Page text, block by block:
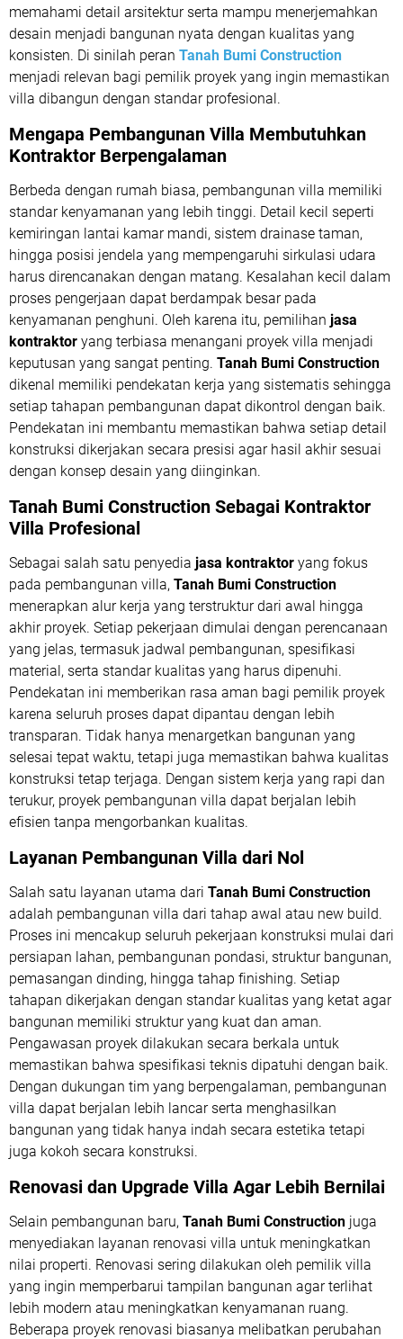
memahami detail arsitektur serta mampu menerjemahkan
desain menjadi bangunan nyata dengan kualitas yang
konsisten. Di sinilah peran Tanah Bumi Construction
menjadi relevan bagi pemilik proyek yang ingin memastikan
villa dibangun dengan standar profesional.
Mengapa Pembangunan Villa Membutuhkan
Kontraktor Berpengalaman
Berbeda dengan rumah biasa, pembangunan villa memiliki
standar kenyamanan yang lebih tinggi. Detail kecil seperti
kemiringan lantai kamar mandi, sistem drainase taman,
hingga posisi jendela yang mempengaruhi sirkulasi udara
harus direncanakan dengan matang. Kesalahan kecil dalam
proses pengerjaan dapat berdampak besar pada
kenyamanan penghuni. Oleh karena itu, pemilihan jasa
kontraktor yang terbiasa menangani proyek villa menjadi
keputusan yang sangat penting. Tanah Bumi Construction
dikenal memiliki pendekatan kerja yang sistematis sehingga
setiap tahapan pembangunan dapat dikontrol dengan baik.
Pendekatan ini membantu memastikan bahwa setiap detail
konstruksi dikerjakan secara presisi agar hasil akhir sesuai
dengan konsep desain yang diinginkan.
Tanah Bumi Construction Sebagai Kontraktor
Villa Profesional
Sebagai salah satu penyedia jasa kontraktor yang fokus
pada pembangunan villa, Tanah Bumi Construction
menerapkan alur kerja yang terstruktur dari awal hingga
akhir proyek. Setiap pekerjaan dimulai dengan perencanaan
yang jelas, termasuk jadwal pembangunan, spesifikasi
material, serta standar kualitas yang harus dipenuhi.
Pendekatan ini memberikan rasa aman bagi pemilik proyek
karena seluruh proses dapat dipantau dengan lebih
transparan. Tidak hanya menargetkan bangunan yang
selesai tepat waktu, tetapi juga memastikan bahwa kualitas
konstruksi tetap terjaga. Dengan sistem kerja yang rapi dan
terukur, proyek pembangunan villa dapat berjalan lebih
efisien tanpa mengorbankan kualitas.
Layanan Pembangunan Villa dari Nol
Salah satu layanan utama dari Tanah Bumi Construction
adalah pembangunan villa dari tahap awal atau new build.
Proses ini mencakup seluruh pekerjaan konstruksi mulai dari
persiapan lahan, pembangunan pondasi, struktur bangunan,
pemasangan dinding, hingga tahap finishing. Setiap
tahapan dikerjakan dengan standar kualitas yang ketat agar
bangunan memiliki struktur yang kuat dan aman.
Pengawasan proyek dilakukan secara berkala untuk
memastikan bahwa spesifikasi teknis dipatuhi dengan baik.
Dengan dukungan tim yang berpengalaman, pembangunan
villa dapat berjalan lebih lancar serta menghasilkan
bangunan yang tidak hanya indah secara estetika tetapi
juga kokoh secara konstruksi.
Renovasi dan Upgrade Villa Agar Lebih Bernilai
Selain pembangunan baru, Tanah Bumi Construction juga
menyediakan layanan renovasi villa untuk meningkatkan
nilai properti. Renovasi sering dilakukan oleh pemilik villa
yang ingin memperbarui tampilan bangunan agar terlihat
lebih modern atau meningkatkan kenyamanan ruang.
Beberapa proyek renovasi biasanya melibatkan perubahan